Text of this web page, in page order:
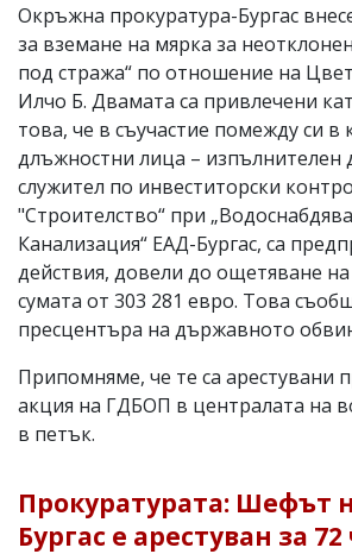
Окръжна прокуратура-Бургас
за вземане на мярка за
под стража“ по отношение на
Илчо Б. Двамата са привлечени
това, че в съучастие помежду си в
длъжностни лица – изпълнителен
служител по инвеститорски
"Строителство“ при
Канализация“ ЕАД-Бургас, са
действия, довели до ощетяване
сумата от 303 281 евро. Това
пресцентъра на държавното
Припомняме, че те са арестувани
акция на ГДБОП в централата на
в петък.
Прокуратурата: Шефът
Бургас е арестуван за 72